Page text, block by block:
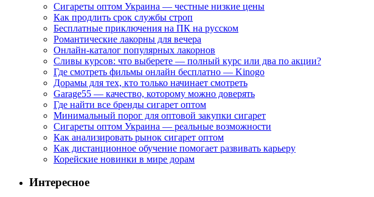
Сигареты оптом Украина — честные низкие цены
Как продлить срок службы строп
Бесплатные приключения на ПК на русском
Романтические лакорны для вечера
Онлайн-каталог популярных лакорнов
Сливы курсов: что выберете — полный курс или два по акции?
Где смотреть фильмы онлайн бесплатно — Kinogo
Дорамы для тех, кто только начинает смотреть
Garage55 — качество, которому можно доверять
Где найти все бренды сигарет оптом
Минимальный порог для оптовой закупки сигарет
Сигареты оптом Украина — реальные возможности
Как анализировать рынок сигарет оптом
Как дистанционное обучение помогает развивать карьеру
Корейские новинки в мире дорам
Интересное